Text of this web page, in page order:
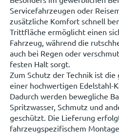
Servicefahrzeugen oder
zusätzliche Komfort schnell
Trittfläche ermöglicht einen
Fahrzeug, während die
auch bei Regen oder
festen Halt sorgt.
Zum Schutz der Technik ist die
einer hochwertigen Edelstahl-
Dadurch werden bewegliche
Spritzwasser, Schmutz und
geschützt. Die Lieferung
fahrzeugspezifischem